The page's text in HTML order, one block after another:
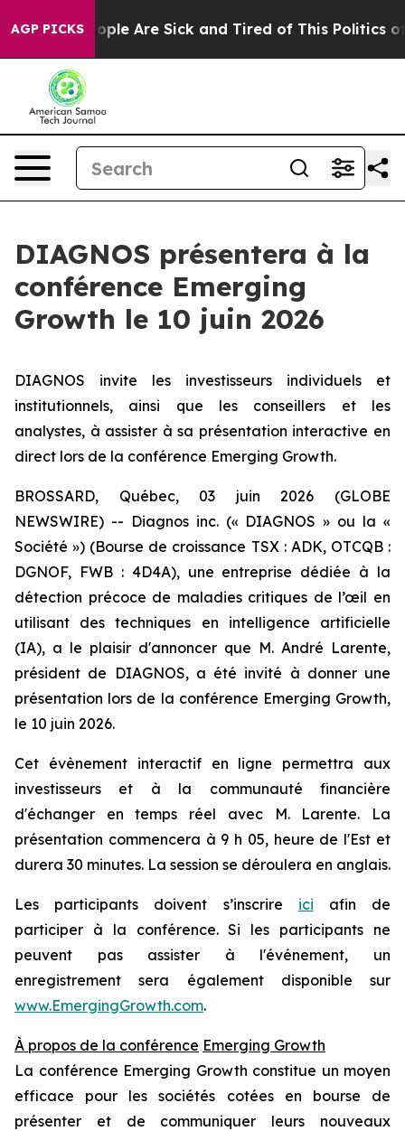
AGP PICKS“People Are Sick and Tired of This Politics of
DIAGNOS présentera à la
conférence Emerging
Growth le 10 juin 2026
DIAGNOS invite les investisseurs individuels et
institutionnels, ainsi que les conseillers et les
analystes, à assister à sa présentation interactive en
direct lors de la conférence Emerging Growth.
BROSSARD, Québec, 03 juin 2026 (GLOBE
NEWSWIRE) -- Diagnos inc. (« DIAGNOS » ou la «
Société ») (Bourse de croissance TSX : ADK, OTCQB :
DGNOF, FWB : 4D4A), une entreprise dédiée à la
détection précoce de maladies critiques de l’œil en
utilisant des techniques en intelligence artificielle
(IA), a le plaisir d'annoncer que M. André Larente,
président de DIAGNOS, a été invité à donner une
présentation lors de la conférence Emerging Growth,
le 10 juin 2026.
Cet évènement interactif en ligne permettra aux
investisseurs et à la communauté financière
d'échanger en temps réel avec M. Larente. La
présentation commencera à 9 h 05, heure de l'Est et
durera 30 minutes. La session se déroulera en anglais.
Les participants doivent s’inscrire ici afin de
participer à la conférence. Si les participants ne
peuvent pas assister à l'événement, un
enregistrement sera également disponible sur
www.EmergingGrowth.com.
À propos de la conférence Emerging Growth
La conférence Emerging Growth constitue un moyen
efficace pour les sociétés cotées en bourse de
présenter et de communiquer leurs nouveaux